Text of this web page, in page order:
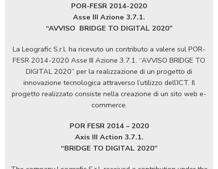
POR-FESR 2014-2020
Asse III Azione 3.7.1.
“AVVISO BRIDGE TO DIGITAL 2020”
La Leografic S.r.l. ha ricevuto un contributo a valere sul POR-
FESR 2014-2020 Asse III Azione 3.7.1. “AVVISO BRIDGE TO
DIGITAL 2020” per la realizzazione di un progetto di
innovazione tecnologica attraverso l’utilizzo dell’ICT. Il
progetto realizzato consiste nella creazione di un sito web e-
commerce.
POR FESR 2014 – 2020
Axis III Action 3.7.1.
“BRIDGE TO DIGITAL 2020”